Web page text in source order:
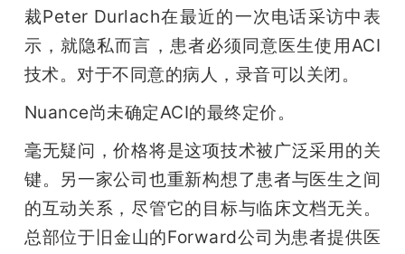
裁Peter Durlach在最近的一次电话采访中表
示，就隐私而言，患者必须同意医生使用ACI
技术。对于不同意的病人，录音可以关闭。
Nuance尚未确定ACI的最终定价。
毫无疑问，价格将是这项技术被广泛采用的关
键。另一家公司也重新构想了患者与医生之间
的互动关系，尽管它的目标与临床文档无关。
总部位于旧金山的Forward公司为患者提供医